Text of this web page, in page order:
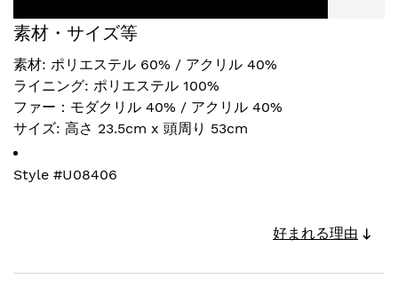
素材・サイズ等
素材: ポリエステル 60% / アクリル 40%
ライニング: ポリエステル 100%
ファー：モダクリル 40% / アクリル 40%
サイズ: 高さ 23.5cm x 頭周り 53cm
Style #U08406
好まれる理由